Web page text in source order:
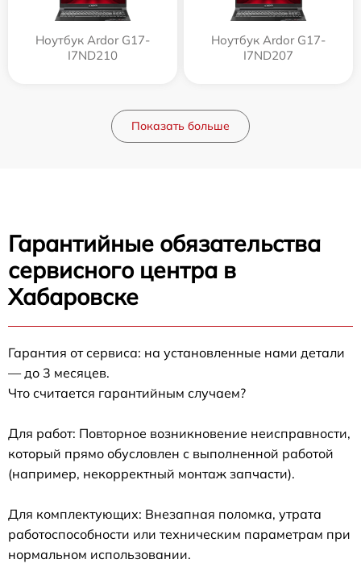
Ноутбук Ardor G17-
I7ND210
Ноутбук Ardor G17-
I7ND207
Показать больше
Гарантийные обязательства
сервисного центра в
Хабаровске
Гарантия от сервиса: на установленные нами детали
— до 3 месяцев.
Что считается гарантийным случаем?
Для работ: Повторное возникновение неисправности,
который прямо обусловлен с выполненной работой
(например, некорректный монтаж запчасти).
Для комплектующих: Внезапная поломка, утрата
работоспособности или техническим параметрам при
нормальном использовании.